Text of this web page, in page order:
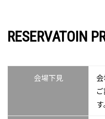
RESERVATOIN
会場下見
す